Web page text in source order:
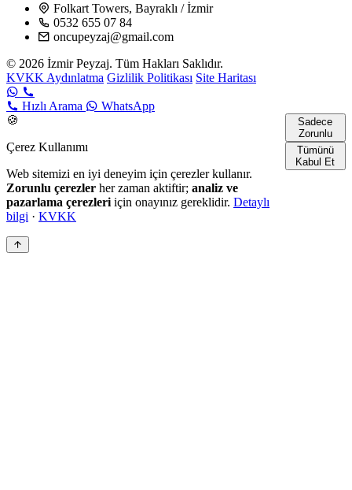
Folkart Towers, Bayraklı / İzmir
0532 655 07 84
oncupeyzaj@gmail.com
© 2026 İzmir Peyzaj. Tüm Hakları Saklıdır.
KVKK Aydınlatma Gizlilik Politikası Site Haritası
Hızlı Arama
WhatsApp
🍪
Çerez Kullanımı
Web sitemizi en iyi deneyim için çerezler kullanır.
Zorunlu çerezler her zaman aktiftir; analiz ve
pazarlama çerezleri için onayınız gereklidir. Detaylı
bilgi · KVKK
Sadece
Zorunlu
Tümünü
Kabul Et